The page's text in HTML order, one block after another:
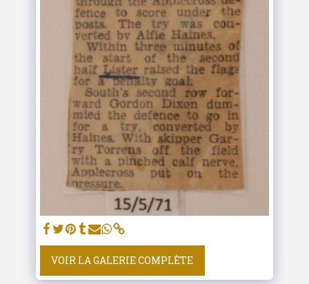
VOIR LA GALERIE COMPLÈTE